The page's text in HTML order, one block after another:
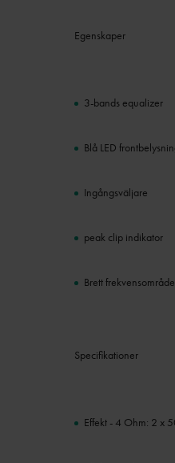
Egenskaper
3-bands equalizer
Blå LED
Ingångsväljare
peak clip indikator
Brett frekvensområde
Specifikationer
Effekt - 4 Ohm: 2 x